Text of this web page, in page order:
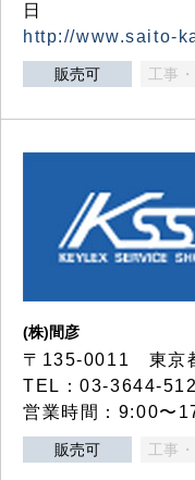
日
http://www.saito-
販売可 工事
(株)間彦
〒135-0011 東京
TEL：03-3644-
営業時間：9:00〜
販売可 工事